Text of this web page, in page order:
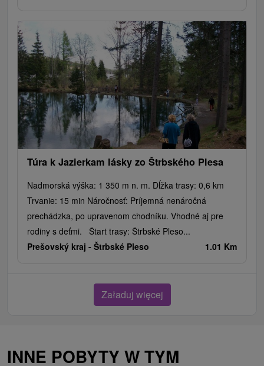
Túra k Jazierkam lásky zo Štrbského Plesa
Nadmorská výška: 1 350 m n. m. Dĺžka trasy: 0,6 km
Trvanie: 15 min Náročnosť: Príjemná nenáročná
prechádzka, po upravenom chodníku. Vhodné aj pre
rodiny s deťmi. Štart trasy: Štrbské Pleso...
Prešovský kraj - Štrbské Pleso 1.01 Km
Załaduj więcej
INNE POBYTY W TYM